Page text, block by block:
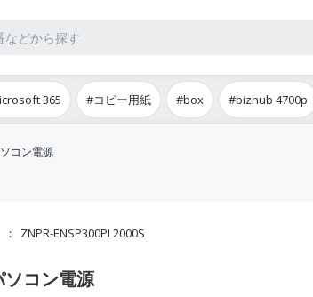
365 #コピー用紙 #box #bizhub 4700p
コン電源
ZNPR-ENSP300PL2000S
ソコン電源